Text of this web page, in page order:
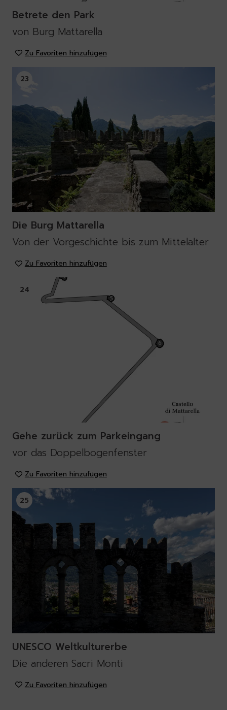
Betrete den Park
von Burg Mattarella
Zu Favoriten hinzufügen
23
Die Burg Mattarella
Von der Vorgeschichte bis zum Mittelalter
Zu Favoriten hinzufügen
24
Gehe zurück zum Parkeingang
vor das Doppelbogenfenster
Zu Favoriten hinzufügen
25
UNESCO Weltkulturerbe
Die anderen Sacri Monti
Zu Favoriten hinzufügen